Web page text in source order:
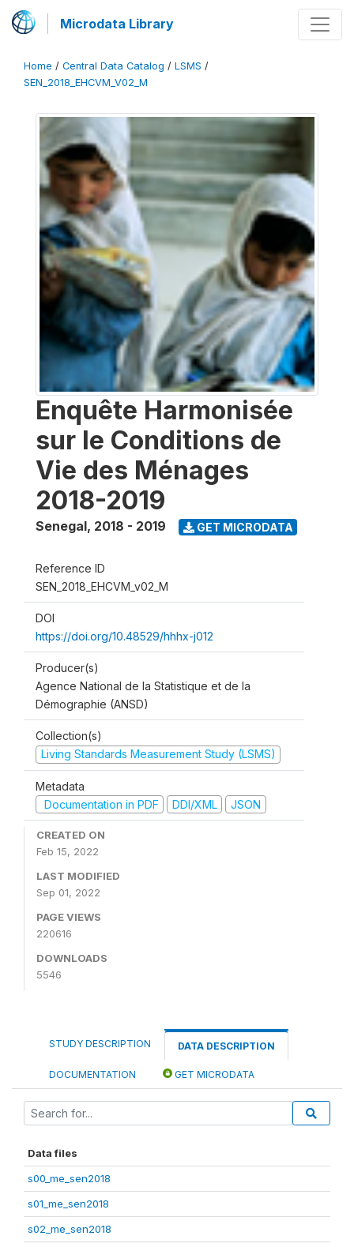
Microdata Library
Home / Central Data Catalog / LSMS /
SEN_2018_EHCVM_V02_M
Enquête Harmonisée
sur le Conditions de
Vie des Ménages
2018-2019
Senegal, 2018 - 2019 GET MICRODATA
Reference ID
SEN_2018_EHCVM_v02_M
DOI
https://doi.org/10.48529/hhhx-j012
Producer(s)
Agence National de la Statistique et de la
Démographie (ANSD)
Collection(s)
Living Standards Measurement Study (LSMS)
Metadata
Documentation in PDF
DDI/XML JSON
CREATED ON
Feb 15, 2022
LAST MODIFIED
Sep 01, 2022
PAGE VIEWS
220616
DOWNLOADS
5546
STUDY DESCRIPTION DATA DESCRIPTION
DOCUMENTATION GET MICRODATA
Data files
s00_me_sen2018
s01_me_sen2018
s02_me_sen2018